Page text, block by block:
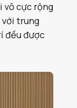
vô cực rộng
với trung
đều được